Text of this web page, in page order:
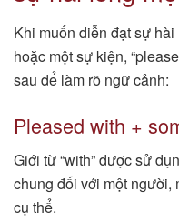
Khi muốn diễn đạt sự
hoặc một sự kiện,
sau để làm rõ ngữ cảnh:
Pleased with +
Giới từ “with” được sử
chung đối với một người,
cụ thể.